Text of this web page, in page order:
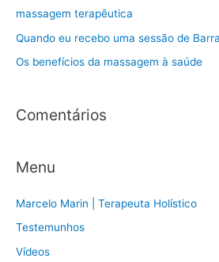
p
o
:
massagem terapêutica
Quando eu recebo uma sessão de
Os benefícios da massagem à saúde
Comentários
Menu
Marcelo Marin | Terapeuta Holístico
Testemunhos
Vídeos